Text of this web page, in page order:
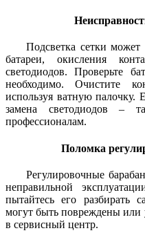
Подсветка сетки может
батареи, окисления
светодиодов. Проверьте
необходимо. Очистите
используя ватную палочку.
замена светодиодов –
профессионалам.
Поломка
Регулировочные
неправильной
пытайтесь его разбирать
могут быть повреждены или
в сервисный центр.